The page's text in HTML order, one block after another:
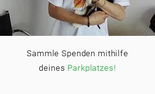
Sammle Spenden mithilfe
deines Parkplatzes!